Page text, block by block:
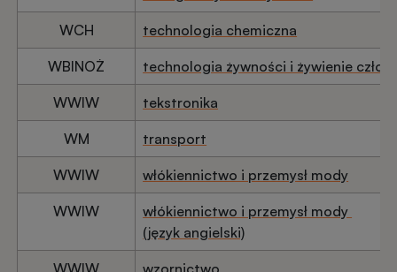
WCH technologia chemiczna
WBINOŻ technologia żywności i żywienie
WWIW tekstronika
WM transport
WWIW włókiennictwo i przemysł mody
WWIW
włókiennictwo i przemysł mody
(język angielski)
WWIW wzornictwo